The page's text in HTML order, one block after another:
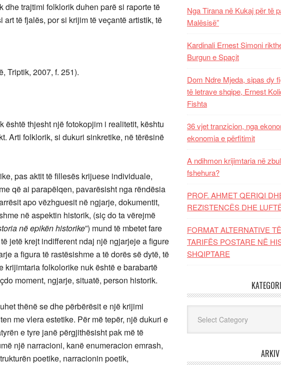
trajtimi folklorik duhen parë si raporte të
të fjalës, por si krijim të veçantë artistik, të
Triptik, 2007, f. 251).
është thjesht një fotokopjim i realitetit, kështu
Arti folklorik, si dukuri sinkretike, në tërësinë
pas aktit të fillesës krijuese individuale,
që ai parapëlqen, pavarësisht nga rëndësia
apo vëzhguesit në ngjarje, dokumentit,
në aspektin historik, (siç do ta vërejmë
në epikën historike”) mund të mbetet fare
jetë krejt indifferent ndaj një ngjarjeje a figure
a figura të rastësishme a të dorës së dytë, të
krijimtaria folkolorike nuk është e barabartë
moment, ngjarje, situatë, person historik.
thënë se dhe përbërësit e një krijimi
me vlera estetike. Për më tepër, një dukuri e
e tyre janë përgjithësisht pak më të
një narracioni, kanë enumeracion emrash,
poetike, narracionin poetik,
Nga Tirana në Kukaj për të
Malësisë”
Kardinali Ernest Simoni
Burgun e Spaçit
Dom Ndre Mjeda, sipas dy
të letrave shqipe, Ernest
Fishta
36 vjet tranzicion, nga
ekonomia e përfitimit
A ndihmon krijimtaria në
fshehura?
PROF. AHMET QERIQI
REZISTENCЁS DHE
FORMAT ALTERNATIVE
TARIFËS POSTARE NË
SHQIPTARE
ARKIV